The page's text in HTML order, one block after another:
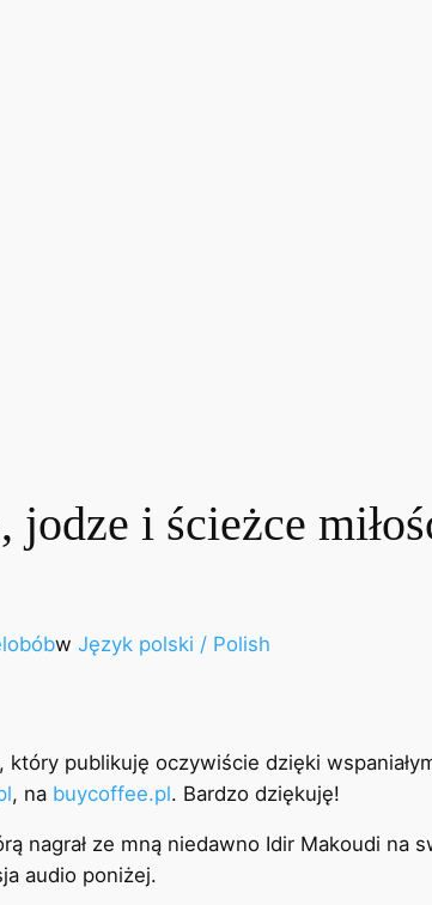
jodze i ścieżce
w Język polski / Polish
publikuję oczywiście dzięki
, na buycoffee.pl. Bardzo dziękuję!
nagrał ze mną niedawno Idir Makoudi na
audio poniżej.